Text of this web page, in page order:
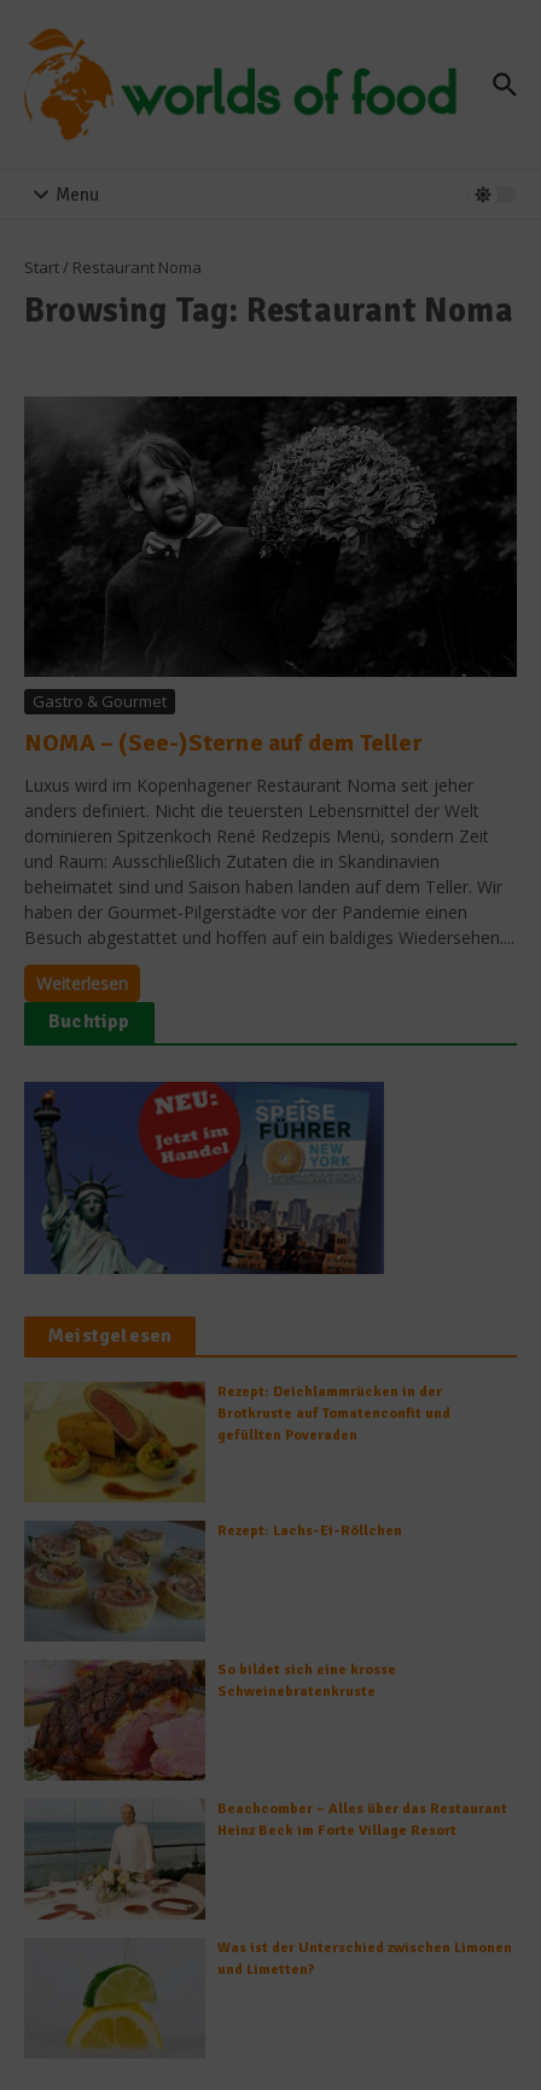
Menu
Start/ Restaurant Noma
Browsing Tag: Restaurant Noma
Gastro & Gourmet
NOMA – (See-)Sterne auf dem Teller
Luxus wird im Kopenhagener Restaurant Noma seit jeher
anders definiert. Nicht die teuersten Lebensmittel der Welt
dominieren Spitzenkoch René Redzepis Menü, sondern Zeit
und Raum: Ausschließlich Zutaten die in Skandinavien
beheimatet sind und Saison haben landen auf dem Teller. Wir
haben der Gourmet-Pilgerstädte vor der Pandemie einen
Besuch abgestattet und hoffen auf ein baldiges Wiedersehen....
Weiterlesen
Buchtipp
Meistgelesen
Rezept: Deichlammrücken in der
Brotkruste auf Tomatenconfit und
gefüllten Poveraden
Rezept: Lachs-Ei-Röllchen
So bildet sich eine krosse
Schweinebratenkruste
Beachcomber – Alles über das Restaurant
Heinz Beck im Forte Village Resort
Was ist der Unterschied zwischen Limonen
und Limetten?